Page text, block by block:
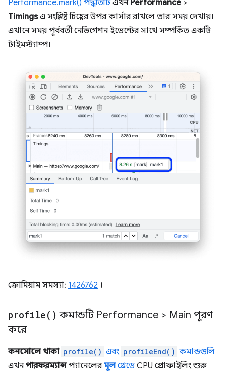
Performance.mark() পদ্ধতিটিএখন Performance >
Timingsএ সংশ্লিষ্ট চিহ্নের উপর কার্সার রাখলে তার সময় দেখায়।
এখানে সময় পূর্ববর্তী নেভিগেশন ইভেন্টের সাথে সম্পর্কিত একটি
টাইমস্ট্যাম্প।
ক্রোমিয়াম সমস্যা: 1426762 ।
profile( ) কমান্ডটি Performance > Main পূরণ
করে
কনসোলে থাকা profile() এবং profileEnd() কমান্ডগুলি
এখনপারফরম্যান্সপ্যানেলেরমূলথ্রেডেCPU প্রোফাইলিং শুরু